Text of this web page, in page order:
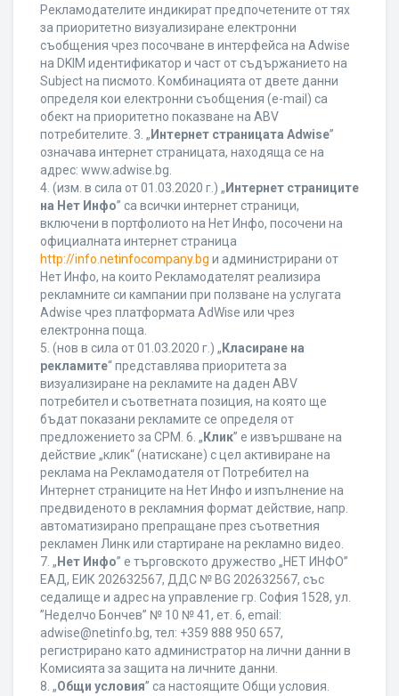
Рекламодателите индикират предпочетените от тях
за приоритетно визуализиране електронни
съобщения чрез посочване в интерфейса на Adwise
на DKIM идентификатор и част от съдържанието на
Subject на писмото. Комбинацията от двете данни
определя кои електронни съобщения (e-mail) са
обект на приоритетно показване на ABV
потребителите. 3. „ Интернет страницата Adwise”
означава интернет страницата, находяща се на
адрес: www.adwise.bg.
4. (изм. в сила от 01.03.2020 г.) „ Интернет страниците
на Нет Инфо” са всички интернет страници,
включени в портфолиото на Нет Инфо, посочени на
официалната интернет страница
http://info.netinfocompany.bg и администрирани от
Нет Инфо, на които Рекламодателят реализира
рекламните си кампании при ползване на услугата
Adwise чрез платформата AdWise или чрез
електронна поща.
5. (нов в сила от 01.03.2020 г.) „ Класиране на
рекламите“ представлява приоритета за
визуализиране на рекламите на даден ABV
потребител и съответната позиция, на която ще
бъдат показани рекламите се определя от
предложението за CPM. 6. „ Клик” е извършване на
действие „клик“ (натискане) с цел активиране на
реклама на Рекламодателя от Потребител на
Интернет страниците на Нет Инфо и изпълнение на
предвиденото в рекламния формат действие, напр.
автоматизирано препращане през съответния
рекламен Линк или стартиране на рекламно видео.
7. „ Нет Инфо” е търговското дружество „НЕТ ИНФО”
ЕАД, ЕИК 202632567, ДДС № BG 202632567, със
седалище и адрес на управление гр. София 1528, ул.
”Неделчо Бончев” № 10 № 41, ет. 6, еmail:
adwise@netinfo.bg, тел: +359 888 950 657,
регистрирано като администратор на лични данни в
Комисията за защита на личните данни.
8. „Общи условия” са настоящите Общи условия.